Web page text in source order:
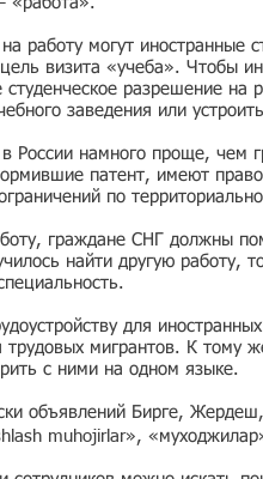
работу могут
визита «учеба». Чтобы
разрешение на
заведения или
России намного проще,
патент, имеют
по
граждане СНГ должны
найти другую работу,
для
мигрантов. К тому
с ними на одном языке.
объявлений Бирге,
muhojirlar»,